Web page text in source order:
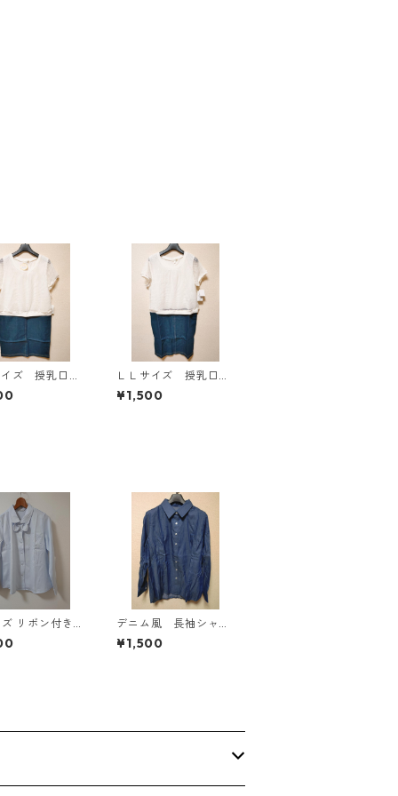
イズ 授乳口付
ニティ ドッ
ンピース ホ
ＬＬサイズ 授乳口付
き マタニティ ドッ
キングワンピース ホ
¥1,500
リボン付き
シャツブラウ
クス ◆KIY-13
デニム風 長袖シャ
ツ ＬＬ ブルー K
AE-4801
¥1,500